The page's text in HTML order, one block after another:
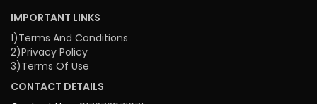
IMPORTANT LINKS
1)Terms And Conditions
2)Privacy Policy
3)Terms Of Use
CONTACT DETAILS